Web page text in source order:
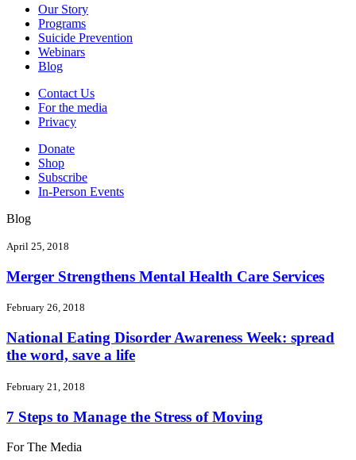
Our Story
Programs
Suicide Prevention
Webinars
Blog
Contact Us
For the media
Privacy
Donate
Shop
Subscribe
In-Person Events
Blog
April 25, 2018
Merger Strengthens Mental Health Care Services
February 26, 2018
National Eating Disorder Awareness Week: spread
the word, save a life
February 21, 2018
7 Steps to Manage the Stress of Moving
For The Media